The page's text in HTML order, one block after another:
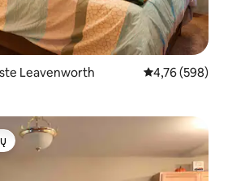
Leavenworth Vidutinis
4,76 (598)